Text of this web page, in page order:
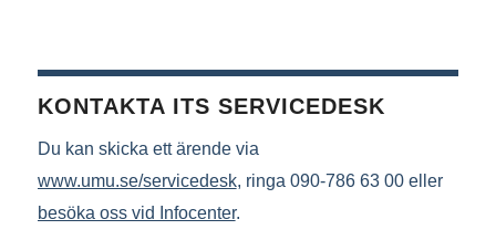
KONTAKTA ITS SERVICEDESK
Du kan skicka ett ärende via
www.umu.se/servicedesk, ringa 090-786 63 00 eller
besöka oss vid Infocenter.